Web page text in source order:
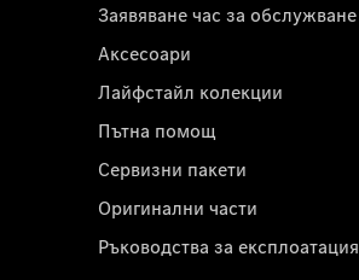
Заявяване час за обслужване
Аксесоари
Лайфстайл колекции
Пътна помощ
Сервизни пакети
Оригинални части
Ръководства за експлоатация